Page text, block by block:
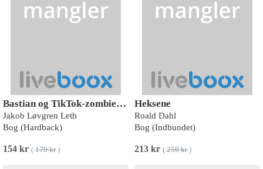
Bastian og TikTok-zombierne
Jakob Løvgren Leth
Bog (Hardback)
154 kr ( 179 kr)
Heksene
Roald Dahl
Bog (Indbundet)
213 kr ( 250 kr)